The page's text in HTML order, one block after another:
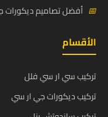
📅 أفضل تصاميم ديكورات
الأقسام
تركيب سي ار سي فلل
تركيب ديكورات جي ار سي